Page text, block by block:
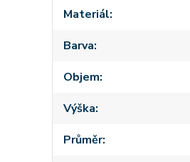
Materiál
Barva
Objem
Výška
Průměr